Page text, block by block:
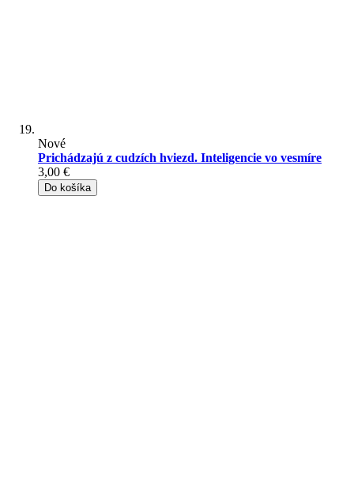
Nové
Prichádzajú z cudzích hviezd. Inteligencie vo vesmíre
3,00 €
Do košíka